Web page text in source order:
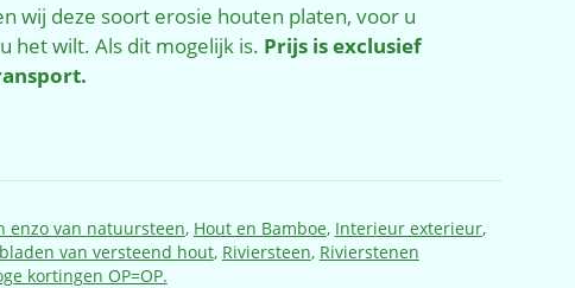
wij deze soort erosie houten platen, voor u
het wilt. Als dit mogelijk is. Prijs is exclusief
enzo van natuursteen, Hout en Bamboe, Interieur exterieur,
van versteend hout, Riviersteen, Rivierstenen
kortingen OP=OP.